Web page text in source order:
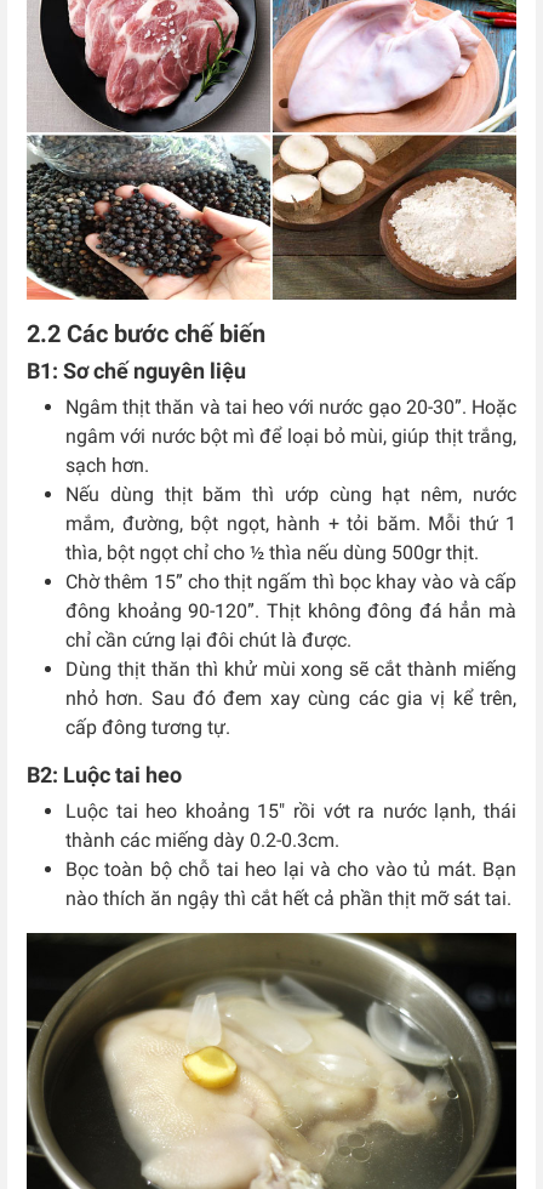
2.2 Các bước chế biến
B1: Sơ chế nguyên liệu
Ngâm thịt thăn và tai heo với nước gạo 20-30”. Hoặc
ngâm với nước bột mì để loại bỏ mùi, giúp thịt trắng,
sạch hơn.
Nếu dùng thịt băm thì ướp cùng hạt nêm, nước
mắm, đường, bột ngọt, hành + tỏi băm. Mỗi thứ 1
thìa, bột ngọt chỉ cho ½ thìa nếu dùng 500gr thịt.
Chờ thêm 15” cho thịt ngấm thì bọc khay vào và cấp
đông khoảng 90-120”. Thịt không đông đá hẳn mà
chỉ cần cứng lại đôi chút là được.
Dùng thịt thăn thì khử mùi xong sẽ cắt thành miếng
nhỏ hơn. Sau đó đem xay cùng các gia vị kể trên,
cấp đông tương tự.
B2: Luộc tai heo
Luộc tai heo khoảng 15″ rồi vớt ra nước lạnh, thái
thành các miếng dày 0.2-0.3cm.
Bọc toàn bộ chỗ tai heo lại và cho vào tủ mát. Bạn
nào thích ăn ngậy thì cắt hết cả phần thịt mỡ sát tai.